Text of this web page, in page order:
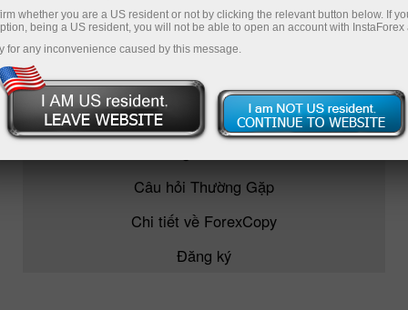
ForexCopy
TOP 5 Nhà Giao dịch
Câu hỏi Thường Gặp
Chi tiết về ForexCopy
Đăng ký
whether you are a US resident or not by clicking the relevant button below. If
being a US resident, you will not be able to open an account with InstaForex
for any inconvenience caused by this message.